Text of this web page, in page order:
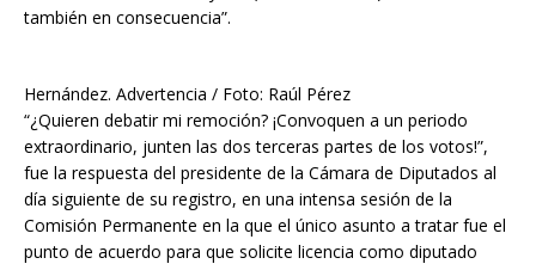
también en consecuencia”.
Hernández. Advertencia / Foto: Raúl Pérez
“¿Quieren debatir mi remoción? ¡Convoquen a un periodo
extraordinario, junten las dos terceras partes de los votos!”,
fue la respuesta del presidente de la Cámara de Diputados al
día siguiente de su registro, en una intensa sesión de la
Comisión Permanente en la que el único asunto a tratar fue el
punto de acuerdo para que solicite licencia como diputado